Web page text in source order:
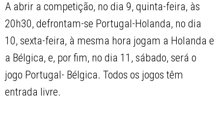
A abrir a competição, no dia 9, quinta-feira, às
20h30, defrontam-se Portugal-Holanda, no dia
10, sexta-feira, à mesma hora jogam a Holanda e
a Bélgica, e, por fim, no dia 11, sábado, será o
jogo Portugal- Bélgica. Todos os jogos têm
entrada livre.